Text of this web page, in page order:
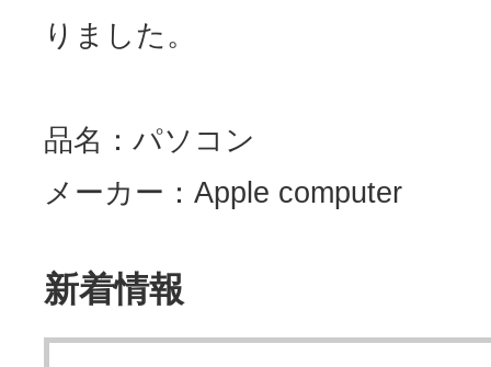
りました。
品名：パソコン
メーカー：Apple computer
新着情報